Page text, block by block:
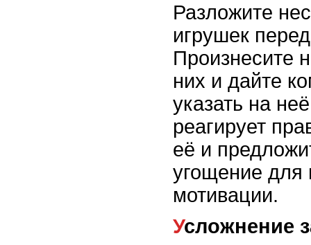
Разложите
игрушек
Произнесите
них и дайте
указать на
реагирует
её и
угощение для
мотивации.
Усложнение